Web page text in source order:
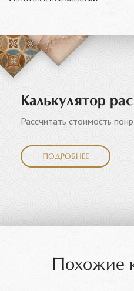
Калькулятор
Рассчитать стоимость
ПОДРОБНЕЕ
Похожие